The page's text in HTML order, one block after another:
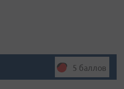
5 баллов